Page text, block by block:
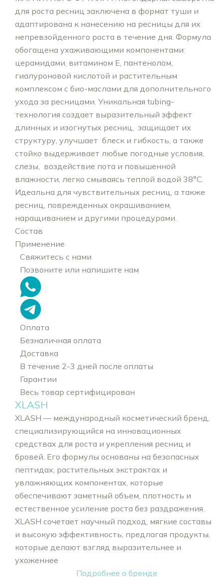
для роста ресниц заключена в формат туши и
адаптирована к нанесению на ресницы для их
непревзойденного роста в течение дня. Формула
обогащена ухаживающими компонентами:
церамидами, витамином Е, пантенолом,
гиалуроновой кислотой и растительным
комплексом с био-маслами для дополнительного
ухода за ресницами. Уникальная tubing-
технология создает выразительный эффект
длинных и изогнутых ресниц, защищает их
структуру, улучшает блеск и гибкость, а также
стойко выдерживает любые погодные условия,
слезы, воздействие пота и повышенной
влажности, легко смываясь теплой водой 38°С.
Идеальна для чувствительных ресниц, а также
ресниц, поврежденных окрашиванием,
наращиванием и другими процедурами.
Состав
Применение
Свяжитесь с нами
Позвоните или напишите нам
Оплата
Безналичная оплата
Доставка
В течение 2-3 дней после оплаты
Гарантии
Весь товар сертифицирован
XLASH
XLASH — международный косметический бренд,
специализирующийся на инновационных
средствах для роста и укрепления ресниц и
бровей. Его формулы основаны на безопасных
пептидах, растительных экстрактах и
увлажняющих компонентах, которые
обеспечивают заметный объем, плотность и
естественное усиление роста без раздражения.
XLASH сочетает научный подход, мягкие составы
и высокую эффективность, предлагая продукты,
которые делают взгляд выразительнее и
ухоженнее
Подробнее о бренде